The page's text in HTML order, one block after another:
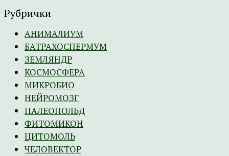
Рубрички
АНИМАЛИУМ
БАТРАХОСПЕРМУМ
ЗЕМЛЯНДР
КОСМОСФЕРА
МИКРОБИО
НЕЙРОМОЗГ
ПАЛЕОПОЛЬД
ФИТОМИКОН
ЦИТОМОЛЬ
ЧЕЛОВЕКТОР